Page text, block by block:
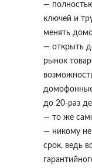
—
ключей и
менять
— открыть
рынок
до 20-раз
— то же
— никому не
срок, ведь